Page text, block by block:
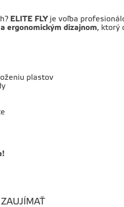
ELITE FLYje voľba
ergonomickým dizajnom, ktorý
plastov